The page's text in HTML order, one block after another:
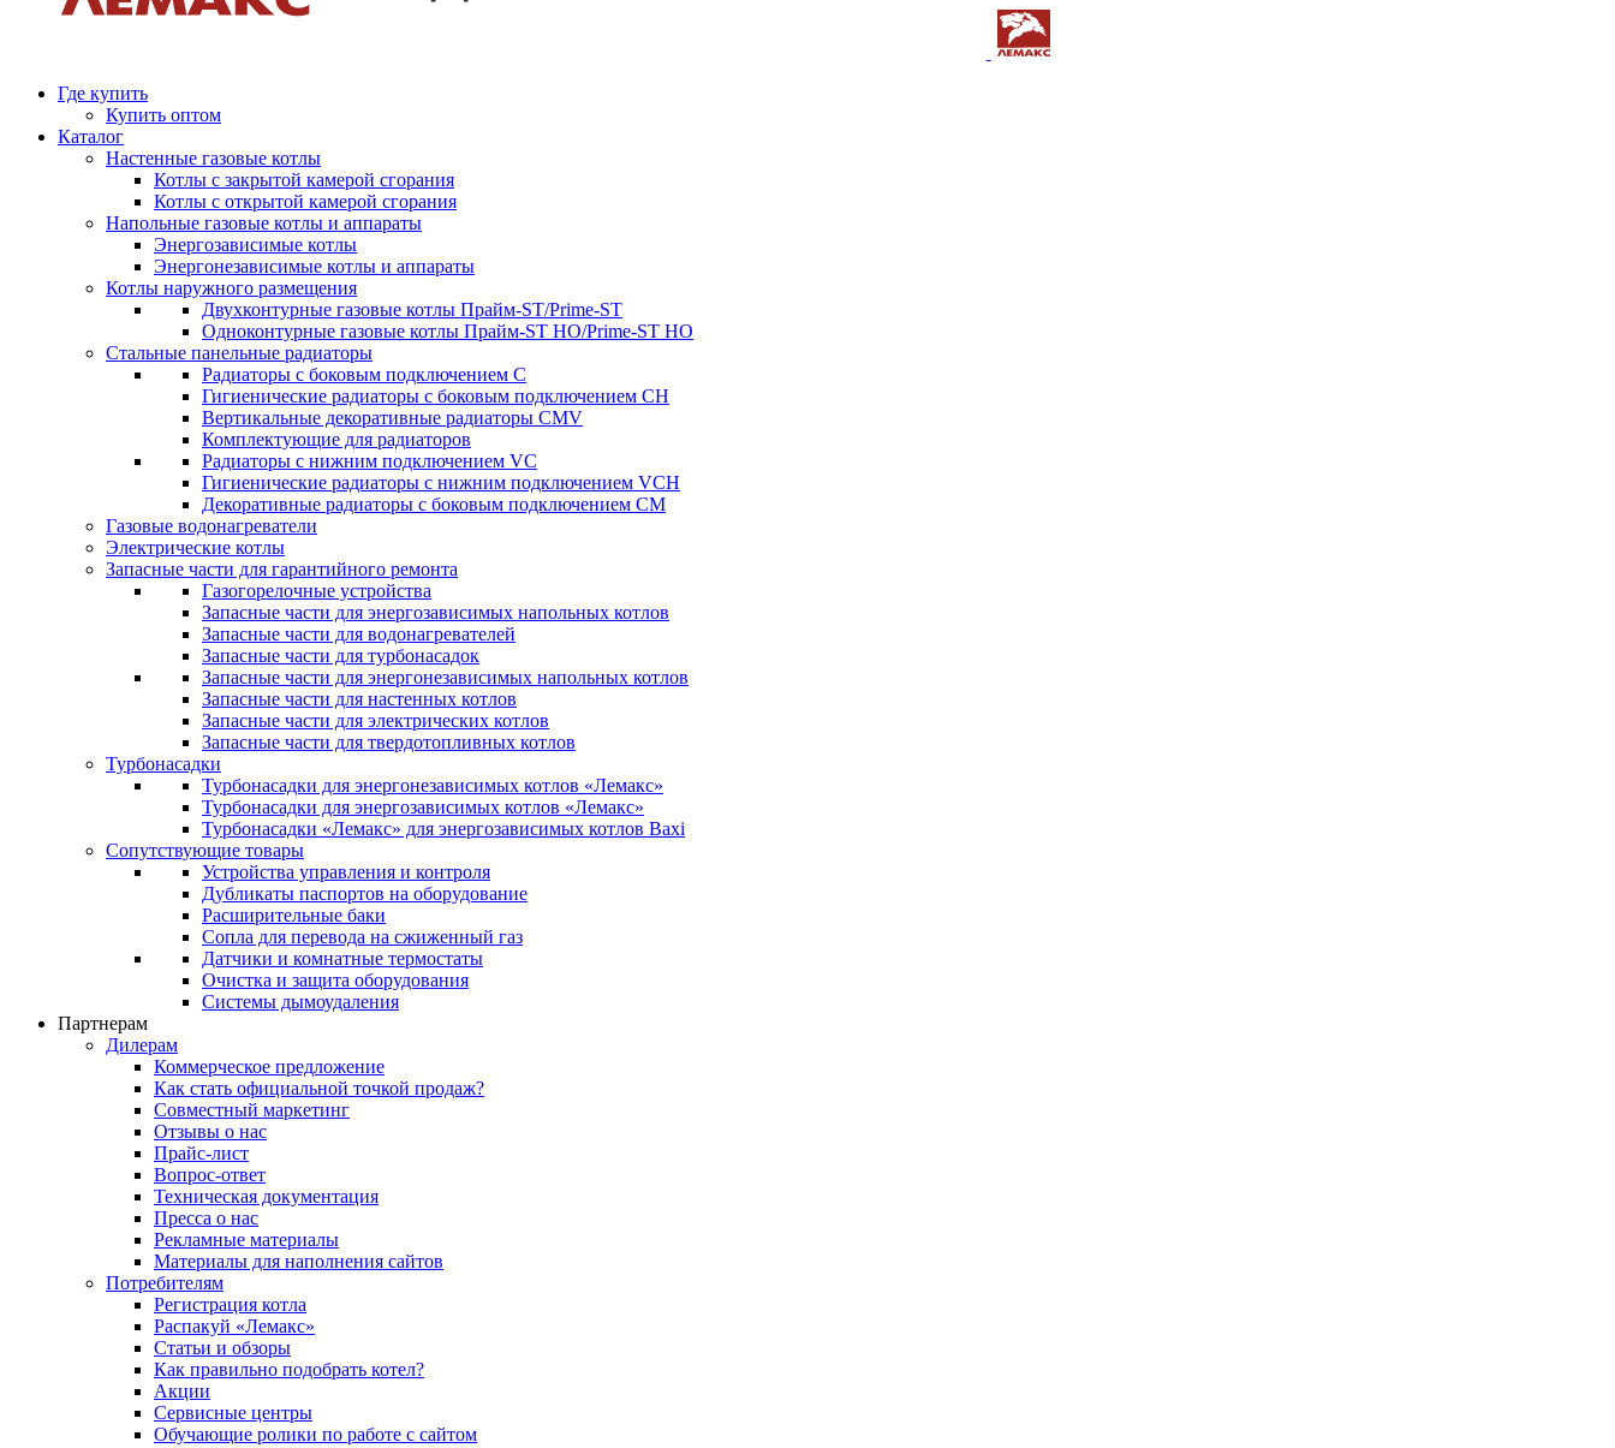
Где купить
Купить оптом
Каталог
Настенные газовые котлы
Котлы с закрытой камерой сгорания
Котлы с открытой камерой сгорания
Напольные газовые котлы и аппараты
Энергозависимые котлы
Энергонезависимые котлы и аппараты
Котлы наружного размещения
Двухконтурные газовые котлы Прайм-ST/Prime-ST
Одноконтурные газовые котлы Прайм-ST HO/Prime-ST HO
Стальные панельные радиаторы
Радиаторы c боковым подключением C
Гигиенические радиаторы c боковым подключением CH
Вертикальные декоративные радиаторы CMV
Комплектующие для радиаторов
Радиаторы c нижним подключением VC
Гигиенические радиаторы c нижним подключением VCH
Декоративные радиаторы с боковым подключением CM
Газовые водонагреватели
Электрические котлы
Запасные части для гарантийного ремонта
Газогорелочные устройства
Запасные части для энергозависимых напольных котлов
Запасные части для водонагревателей
Запасные части для турбонасадок
Запасные части для энергонезависимых напольных котлов
Запасные части для настенных котлов
Запасные части для электрических котлов
Запасные части для твердотопливных котлов
Турбонасадки
Турбонасадки для энергонезависимых котлов «Лемакс»
Турбонасадки для энергозависимых котлов «Лемакс»
Турбонасадки «Лемакс» для энергозависимых котлов Baxi
Сопутствующие товары
Устройства управления и контроля
Дубликаты паспортов на оборудование
Расширительные баки
Сопла для перевода на сжиженный газ
Датчики и комнатные термостаты
Очистка и защита оборудования
Системы дымоудаления
Партнерам
Дилерам
Коммерческое предложение
Как стать официальной точкой продаж?
Совместный маркетинг
Отзывы о нас
Прайс-лист
Вопрос-ответ
Техническая документация
Пресса о нас
Рекламные материалы
Материалы для наполнения сайтов
Потребителям
Регистрация котла
Распакуй «Лемакс»
Статьи и обзоры
Как правильно подобрать котел?
Акции
Сервисные центры
Обучающие ролики по работе с сайтом